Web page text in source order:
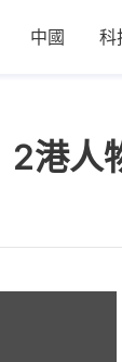
中國 科
港